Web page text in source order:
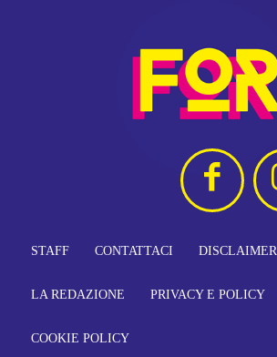
STAFF CONTATTACI DISCLAIMER
LA REDAZIONE PRIVACY E POLICY
COOKIE POLICY